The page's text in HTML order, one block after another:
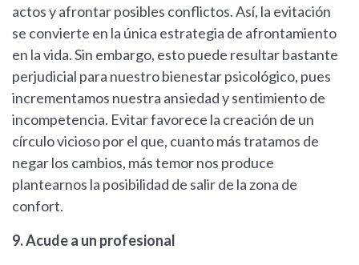
actos y afrontar posibles conflictos. Así, la evitación
se convierte en la única estrategia de afrontamiento
en la vida. Sin embargo, esto puede resultar bastante
perjudicial para nuestro bienestar psicológico, pues
incrementamos nuestra ansiedad y sentimiento de
incompetencia. Evitar favorece la creación de un
círculo vicioso por el que, cuanto más tratamos de
negar los cambios, más temor nos produce
plantearnos la posibilidad de salir de la zona de
confort.
9. Acude a un profesional